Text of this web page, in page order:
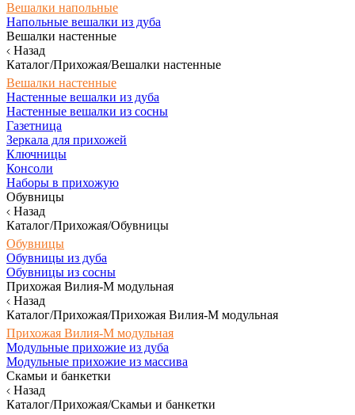
Вешалки напольные
Напольные вешалки из дуба
Вешалки настенные
Назад
Каталог/Прихожая/Вешалки настенные
Вешалки настенные
Настенные вешалки из дуба
Настенные вешалки из сосны
Газетница
Зеркала для прихожей
Ключницы
Консоли
Наборы в прихожую
Обувницы
Назад
Каталог/Прихожая/Обувницы
Обувницы
Обувницы из дуба
Обувницы из сосны
Прихожая Вилия-М модульная
Назад
Каталог/Прихожая/Прихожая Вилия-М модульная
Прихожая Вилия-М модульная
Модульные прихожие из дуба
Модульные прихожие из массива
Скамьи и банкетки
Назад
Каталог/Прихожая/Скамьи и банкетки